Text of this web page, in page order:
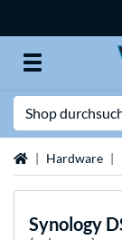
StartseiteHardware
Synology